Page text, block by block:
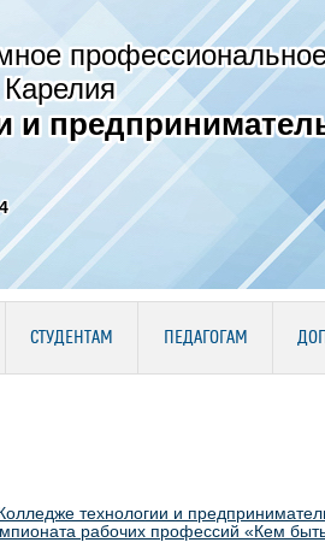
и
СТУДЕНТАМ ПЕДАГОГАМ
технологии и
рабочих профессий «Кем